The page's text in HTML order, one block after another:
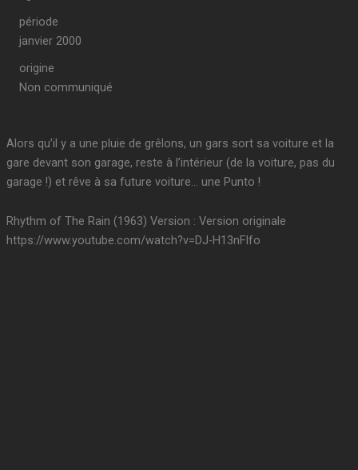
période
janvier 2000
origine
Non communiqué
Alors qu’il y a une pluie de grêlons, un gars sort sa voiture et la
gare devant son garage, reste à l’intérieur (de la voiture, pas du
garage !) et rêve à sa future voiture… une Punto !
Rhythm of The Rain (1963) Version : Version originale
https://www.youtube.com/watch?v=DJ-H13nFlfo